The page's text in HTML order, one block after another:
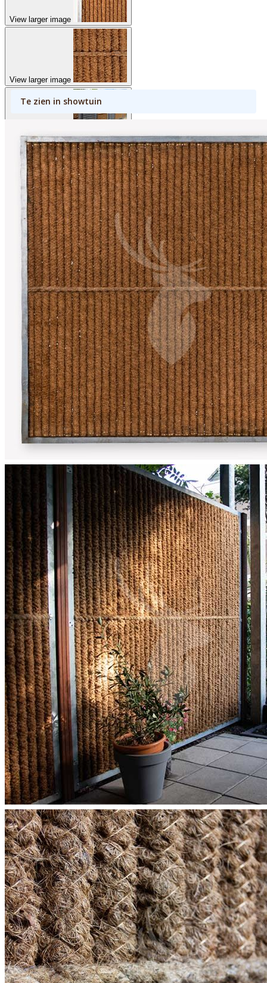
View larger image
View larger image
View larger image
View larger image
View larger image
Te zien in showtuin